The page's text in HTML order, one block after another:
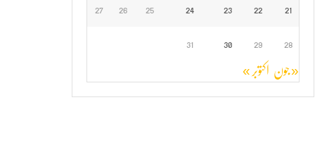
21
22
23
24
25
26
27
28
29
30
31
« جون اکتوبر »